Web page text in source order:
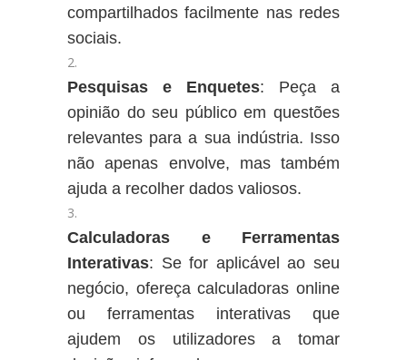
compartilhados facilmente nas redes
sociais.
Pesquisas e Enquetes: Peça a
opinião do seu público em questões
relevantes para a sua indústria. Isso
não apenas envolve, mas também
ajuda a recolher dados valiosos.
Calculadoras e Ferramentas
Interativas: Se for aplicável ao seu
negócio, ofereça calculadoras online
ou ferramentas interativas que
ajudem os utilizadores a tomar